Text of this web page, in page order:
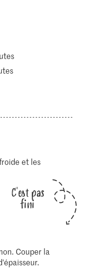
et les
C'est pas
fini
Couper la